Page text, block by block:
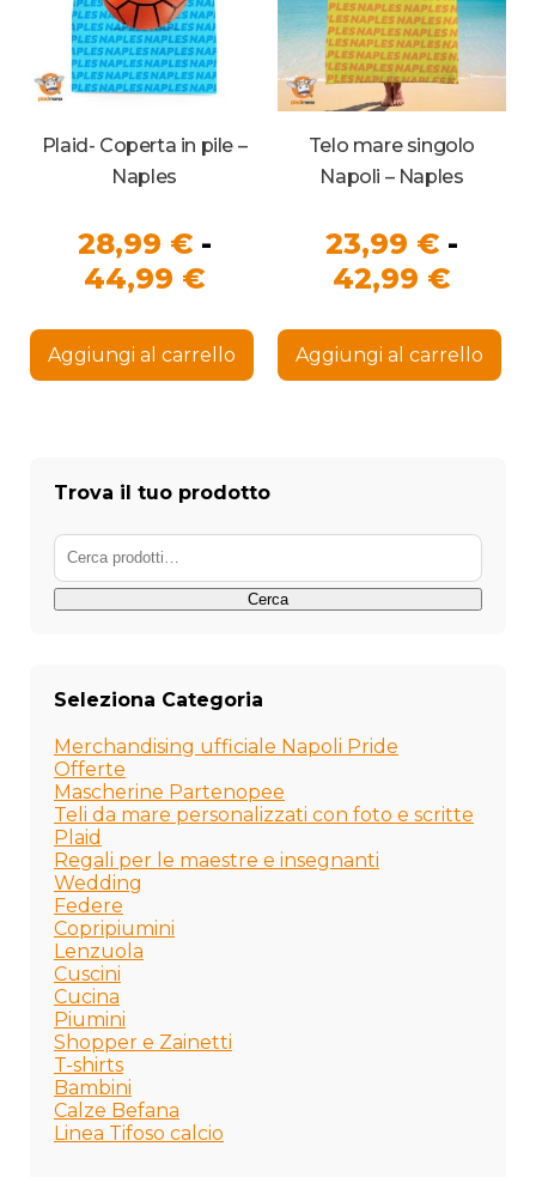
Trova il tuo prodotto
Cerca:
Cerca
Seleziona Categoria
Merchandising ufficiale Napoli Pride
Offerte
Mascherine Partenopee
Teli da mare personalizzati con foto e scritte
Plaid
Regali per le maestre e insegnanti
Wedding
Federe
Copripiumini
Lenzuola
Cuscini
Cucina
Piumini
Shopper e Zainetti
T-shirts
Bambini
Calze Befana
Linea Tifoso calcio
prodotto
Plaid- Coperta in pile –
Naples
28,99 € -
44,99 €Fascia
prezzo:
da
44,99 €
Aggiungi al carrello
prodotto
più
essere
del
prodotto
Telo mare singolo
Napoli – Naples
23,99 € -
42,99 €
da
Aggiungi al carrello